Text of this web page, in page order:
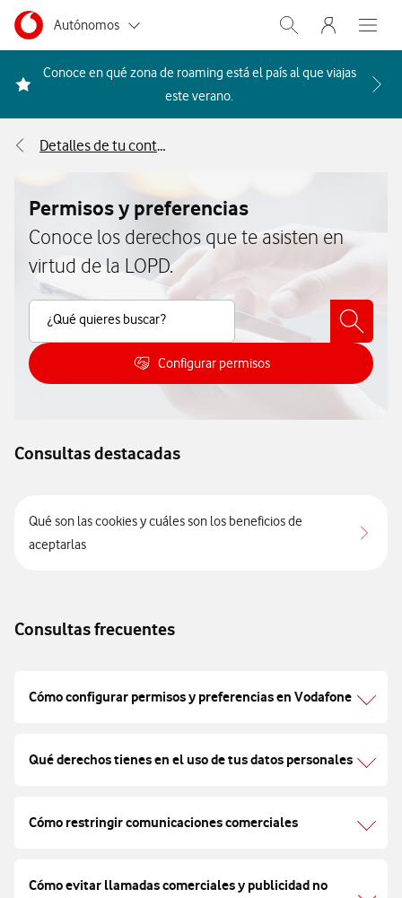
Ir a la pagina principal de vodafone.es
Menu navegación Segmento
Autónomos
Pymes
Abrir buscador.
Menu
Abre
Conoce en qué zona de roaming está el país al que viajas
este verano. Acceder a la FAQ Qué
Detalles de tu contrato
Permisos y preferencias
Conoce los derechos que te asisten en
virtud de la LOPD.
¿Qué quieres buscar?
Buscar Contenido
Configurar permisos
Como configurar permisos
Consultas destacadas
Qué son las cookies y cuáles son los beneficios de
aceptarlas
Consultas frecuentes
Cómo configurar permisos y preferencias en Vodafone
Qué derechos tienes en el uso de tus datos personales
Cómo restringir comunicaciones comerciales
Cómo evitar llamadas comerciales y publicidad no